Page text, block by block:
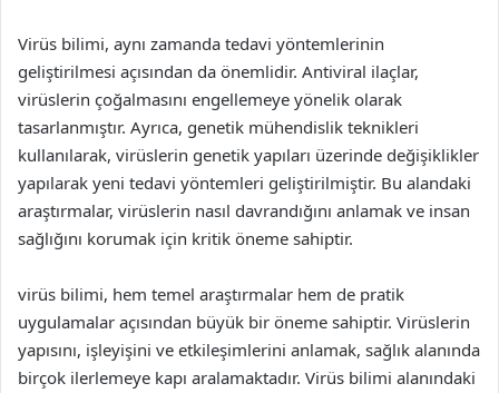
Virüs bilimi, aynı zamanda tedavi yöntemlerinin
geliştirilmesi açısından da önemlidir. Antiviral ilaçlar,
virüslerin çoğalmasını engellemeye yönelik olarak
tasarlanmıştır. Ayrıca, genetik mühendislik teknikleri
kullanılarak, virüslerin genetik yapıları üzerinde değişiklikler
yapılarak yeni tedavi yöntemleri geliştirilmiştir. Bu alandaki
araştırmalar, virüslerin nasıl davrandığını anlamak ve insan
sağlığını korumak için kritik öneme sahiptir.
virüs bilimi, hem temel araştırmalar hem de pratik
uygulamalar açısından büyük bir öneme sahiptir. Virüslerin
yapısını, işleyişini ve etkileşimlerini anlamak, sağlık alanında
birçok ilerlemeye kapı aralamaktadır. Virüs bilimi alanındaki